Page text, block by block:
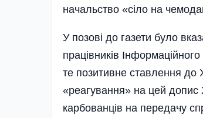
начальство «сіло на
У позові до газети було
працівників
те позитивне ставлення до
«реагування» на цей
карбованців на передачу